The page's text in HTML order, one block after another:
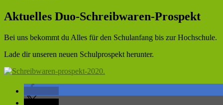
Aktuelles Duo-Schreibwaren-Prospekt
Bei uns bekommt du Alles für den Schulanfang bis zur Hochschule.
Lade dir unseren neuen Schulprospekt herunter.